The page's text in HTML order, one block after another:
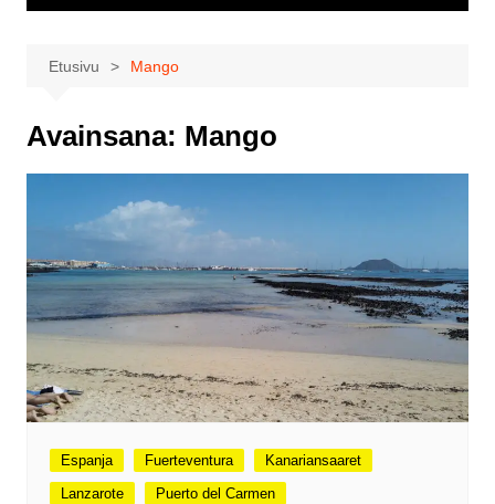
Etusivu Mango
Avainsana: Mango
Espanja Fuerteventura
Kanariansaaret
Lanzarote
Puerto del Carmen